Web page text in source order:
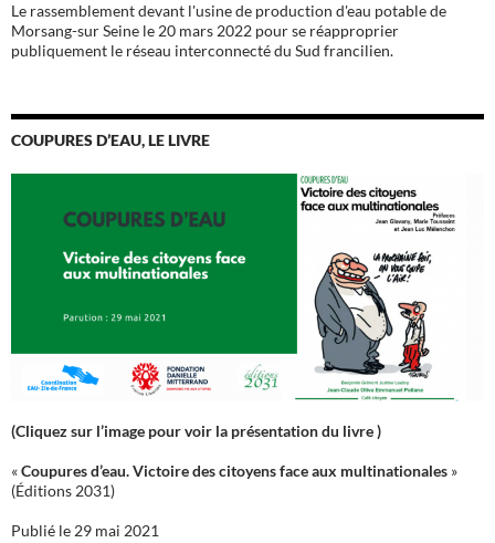
Le rassemblement devant l'usine de production d'eau potable de
Morsang-sur Seine le 20 mars 2022 pour se réapproprier
publiquement le réseau interconnecté du Sud francilien.
COUPURES D’EAU, LE LIVRE
(Cliquez sur l’image pour voir la présentation du livre )
«Coupures d’eau. Victoire des citoyens face aux multinationales »
(Éditions 2031)
Publié le 29 mai 2021